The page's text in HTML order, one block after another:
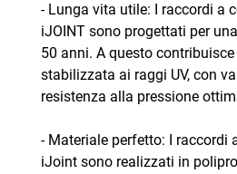
- Lunga vita utile: I raccordi a
iJOINT sono progettati per
50 anni. A questo
stabilizzata ai raggi UV, con
resistenza alla pressione
- Materiale perfetto: I raccordi
iJoint sono realizzati in